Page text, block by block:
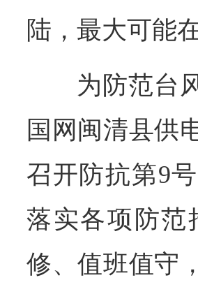
陆，最大可能
为防范台
国网闽清县供
召开防抗第9
落实各项防范
修、值班值守